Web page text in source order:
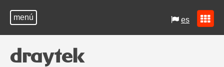
menú es
draytek